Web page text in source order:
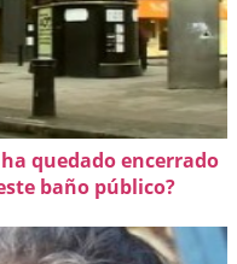
ha quedado encerrado
baño público?